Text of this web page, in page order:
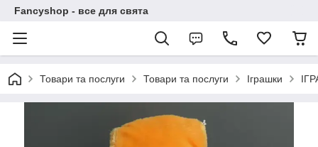
Fancyshop - все для свята
Товари та послуги Товари та послуги Іграшки